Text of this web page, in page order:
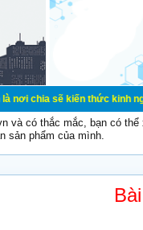
kiến thức kinh nghiệm
và có thắc mắc, bạn có
sản phẩm của mình.